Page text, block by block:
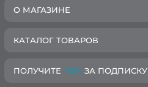
О МАГАЗИНЕ
КАТАЛОГ ТОВАРОВ
ПОЛУЧИТЕ -10% ЗА ПОДПИСКУ